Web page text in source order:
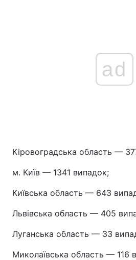
ad
Кіровоградська область —
м. Київ — 1341 випадок;
Київська область — 643
Львівська область — 405
Луганська область — 33
Миколаївська область — 116